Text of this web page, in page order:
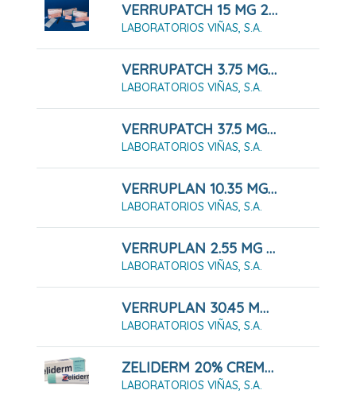
VERRUPATCH 15 MG 20 PARCHES 12 MM
LABORATORIOS VIÑAS, S.A.
VERRUPATCH 3.75 MG 20 PARCHES 6 MM
LABORATORIOS VIÑAS, S.A.
VERRUPATCH 37.5 MG 20 PARCHES 20 MM
LABORATORIOS VIÑAS, S.A.
VERRUPLAN 10.35 MG 20 APOSITOS 10 MM
LABORATORIOS VIÑAS, S.A.
VERRUPLAN 2.55 MG 20 APOSITOS 5 MM
LABORATORIOS VIÑAS, S.A.
VERRUPLAN 30.45 MG 20 APOSITOS 18 MM
LABORATORIOS VIÑAS, S.A.
ZELIDERM 20% CREMA 30 G
LABORATORIOS VIÑAS, S.A.